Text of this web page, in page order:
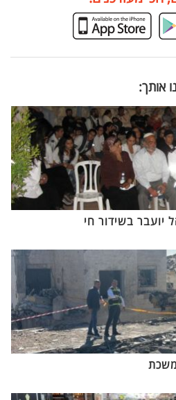
אותך:
יועבר בשידור חי